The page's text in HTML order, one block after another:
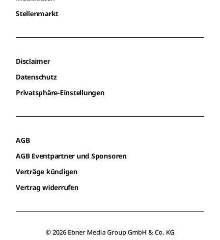
Stellenmarkt
Disclaimer
Datenschutz
Privatsphäre-Einstellungen
AGB
AGB Eventpartner und Sponsoren
Verträge kündigen
Vertrag widerrufen
© 2026 Ebner Media Group GmbH & Co. KG